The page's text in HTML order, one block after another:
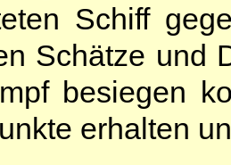
Schiff
Schätze und
besiegen
erhalten